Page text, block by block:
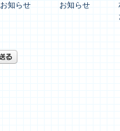
お知らせ
お知らせ